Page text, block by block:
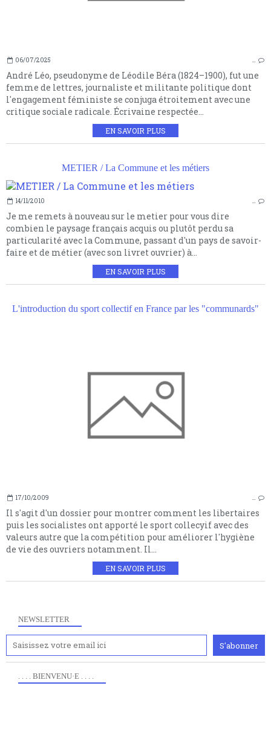
06/07/2025 …
André Léo, pseudonyme de Léodile Béra (1824–1900), fut une
femme de lettres, journaliste et militante politique dont
l'engagement féministe se conjuga étroitement avec une
critique sociale radicale. Écrivaine respectée...
EN SAVOIR PLUS
METIER / La Commune et les métiers
14/11/2010 …
Je me remets à nouveau sur le metier pour vous dire
combien le paysage français acquis ou plutôt perdu sa
particularité avec la Commune, passant d'un pays de savoir-
faire et de métier (avec son livret ouvrier) à...
EN SAVOIR PLUS
L'introduction du sport collectif en France par les "communards"
17/10/2009 …
Il s'agit d'un dossier pour montrer comment les libertaires
puis les socialistes ont apporté le sport collecyif avec des
valeurs autre que la compétition pour améliorer l'hygiène
de vie des ouvriers notamment. Il...
EN SAVOIR PLUS
NEWSLETTER
. . . . BIENVENU·E . . . .